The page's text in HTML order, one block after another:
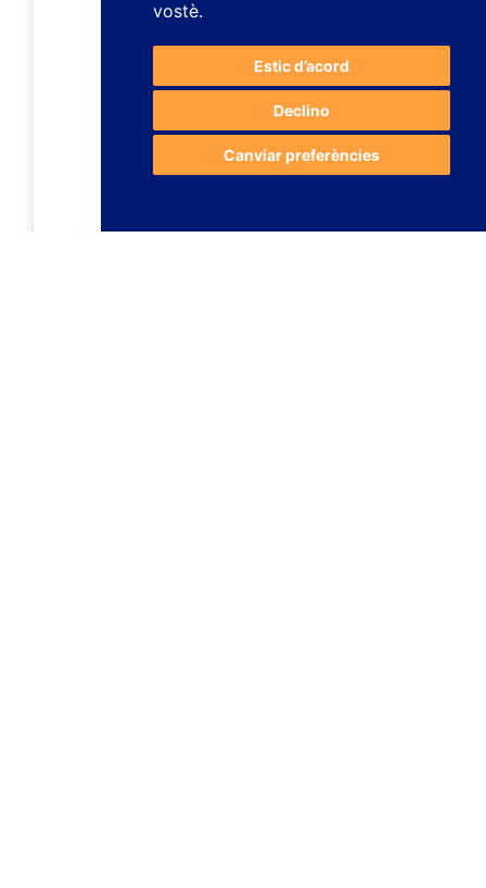
vostè.
Estic d’acord
Declino
Canviar preferències